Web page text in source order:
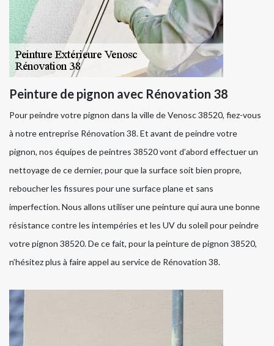
Peinture de pignon avec Rénovation 38
Pour peindre votre pignon dans la ville de Venosc 38520, fiez-vous
à notre entreprise Rénovation 38. Et avant de peindre votre
pignon, nos équipes de peintres 38520 vont d’abord effectuer un
nettoyage de ce dernier, pour que la surface soit bien propre,
reboucher les fissures pour une surface plane et sans
imperfection. Nous allons utiliser une peinture qui aura une bonne
résistance contre les intempéries et les UV du soleil pour peindre
votre pignon 38520. De ce fait, pour la peinture de pignon 38520,
n’hésitez plus à faire appel au service de Rénovation 38.